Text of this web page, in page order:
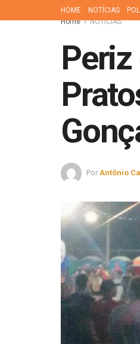
HOME NOTÍCIAS
Home
NOTÍCIAS
Por Antônio